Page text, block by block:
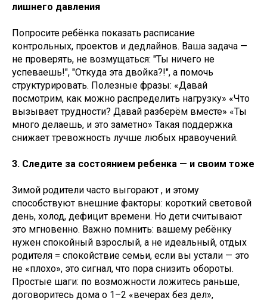
лишнего давления
Попросите ребёнка показать расписание
контрольных, проектов и дедлайнов. Ваша задача —
не проверять, не возмущаться: "Ты ничего не
успеваешь!", "Откуда эта двойка?!", а помочь
структурировать. Полезные фразы: «Давай
посмотрим, как можно распределить нагрузку» «Что
вызывает трудности? Давай разберём вместе» «Ты
много делаешь, и это заметно» Такая поддержка
снижает тревожность лучше любых нравоучений.
3. Следите за состоянием ребенка — и своим тоже
Зимой родители часто выгорают , и этому
способствуют внешние факторы: короткий световой
день, холод, дефицит времени. Но дети считывают
это мгновенно. Важно помнить: вашему ребёнку
нужен спокойный взрослый, а не идеальный, отдых
родителя = спокойствие семьи, если вы устали — это
не «плохо», это сигнал, что пора снизить обороты.
Простые шаги: по возможности ложитесь раньше,
договоритесь дома о 1–2 «вечерах без дел»,